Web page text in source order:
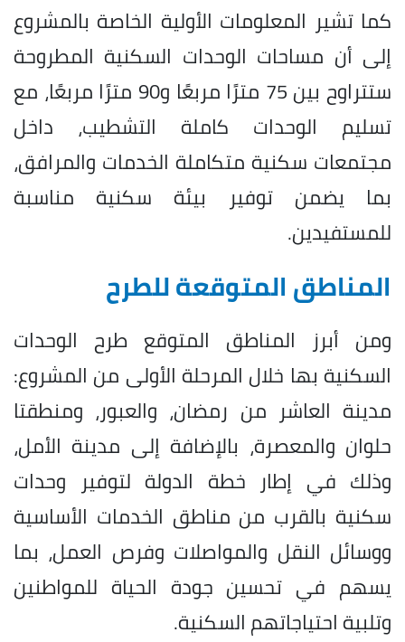
كما تشير المعلومات الأولية الخاصة بالمشروع
إلى أن مساحات الوحدات السكنية المطروحة
ستتراوح بين 75 مترًا مربعًا و90 مترًا مربعًا، مع
تسليم الوحدات كاملة التشطيب، داخل
مجتمعات سكنية متكاملة الخدمات والمرافق،
بما يضمن توفير بيئة سكنية مناسبة
للمستفيدين.
المناطق المتوقعة للطرح
ومن أبرز المناطق المتوقع طرح الوحدات
السكنية بها خلال المرحلة الأولى من المشروع:
مدينة العاشر من رمضان، والعبور، ومنطقتا
حلوان والمعصرة، بالإضافة إلى مدينة الأمل،
وذلك في إطار خطة الدولة لتوفير وحدات
سكنية بالقرب من مناطق الخدمات الأساسية
ووسائل النقل والمواصلات وفرص العمل، بما
يسهم في تحسين جودة الحياة للمواطنين
وتلبية احتياجاتهم السكنية.